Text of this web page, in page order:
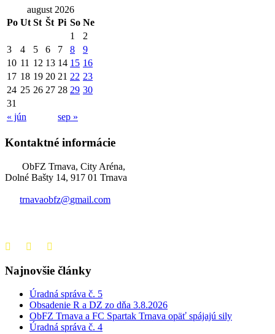
august 2026
Po Ut St Št Pi So Ne
« jún sep »
1
2
3
4 5 6 7 8
9
10 11 12 13 14 15 16
17 18 19 20 21 22 23
24 25 26 27 28 29 30
31
Kontaktné informácie
ObFZ Trnava, City Aréna,
Dolné Bašty 14, 917 01 Trnava
trnavaobfz@gmail.com
Najnovšie články
Úradná správa č. 5
Obsadenie R a DZ zo dňa 3.8.2026
ObFZ Trnava a FC Spartak Trnava opäť spájajú sily
Úradná správa č. 4